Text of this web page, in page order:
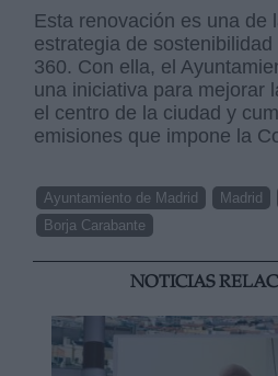
Esta renovación es una de
estrategia de
360. Con ella, el
una iniciativa para mejorar
el centro de la ciudad y
emisiones que impone la
Ayuntamiento de Madrid Madrid
Borja Carabante
NOTICIAS